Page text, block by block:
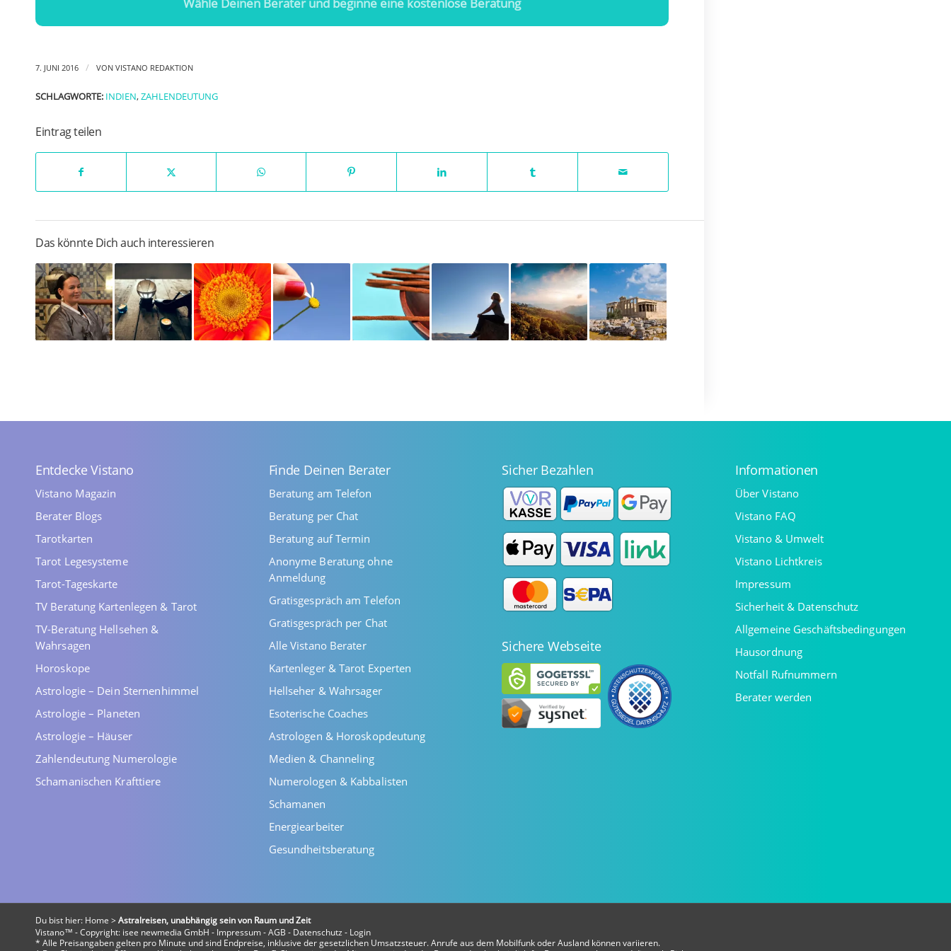
Wähle Deinen Berater und beginne eine kostenlose Beratung
7. JUNI 2016 / VON VISTANO REDAKTION
SCHLAGWORTE: INDIEN,ZAHLENDEUTUNG
Eintrag teilen
Das könnte Dich auch interessieren
Entdecke Vistano
Vistano Magazin
Berater Blogs
Tarotkarten
Tarot Legesysteme
Tarot-Tageskarte
TV Beratung Kartenlegen & Tarot
TV-Beratung Hellsehen &
Wahrsagen
Horoskope
Astrologie – Dein Sternenhimmel
Astrologie – Planeten
Astrologie – Häuser
Zahlendeutung Numerologie
Schamanischen Krafttiere
Finde Deinen Berater
Beratung am Telefon
Beratung per Chat
Beratung auf Termin
Anonyme Beratung ohne
Anmeldung
Gratisgespräch am Telefon
Gratisgespräch per Chat
Alle Vistano Berater
Kartenleger & Tarot Experten
Hellseher & Wahrsager
Esoterische Coaches
Astrologen & Horoskopdeutung
Medien & Channeling
Numerologen & Kabbalisten
Schamanen
Energiearbeiter
Gesundheitsberatung
Sicher Bezahlen
Sichere Webseite
Informationen
Über Vistano
Vistano FAQ
Vistano & Umwelt
Vistano Lichtkreis
Impressum
Sicherheit & Datenschutz
Allgemeine Geschäftsbedingungen
Hausordnung
Notfall Rufnummern
Berater werden
Du bist hier: Home > Astralreisen, unabhängig sein von Raum und Zeit
Vistano™ - Copyright: isee newmedia GmbH - Impressum-AGB - Datenschutz - Login
* Alle Preisangaben gelten pro Minute und sind Endpreise, inklusive der gesetzlichen Umsatzsteuer. Anrufe aus dem Mobilfunk oder Ausland können variieren.